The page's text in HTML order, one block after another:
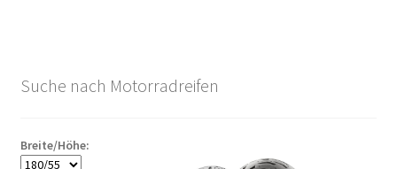
Suche nach Motorradreifen
Breite/Höhe: